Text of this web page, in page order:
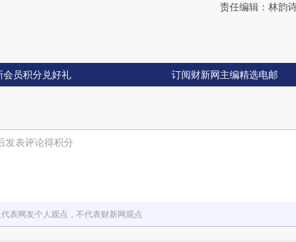
责任编辑：林韵
会员积分兑好礼 订阅财新网主编精选电邮
发表评论得积分
表网友个人观点，不代表财新网观点